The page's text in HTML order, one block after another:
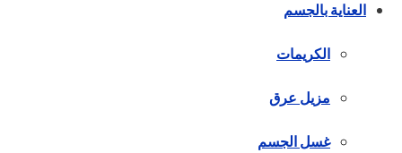
العناية بالجسم
الكريمات
مزيل عرق
غسل الجسم